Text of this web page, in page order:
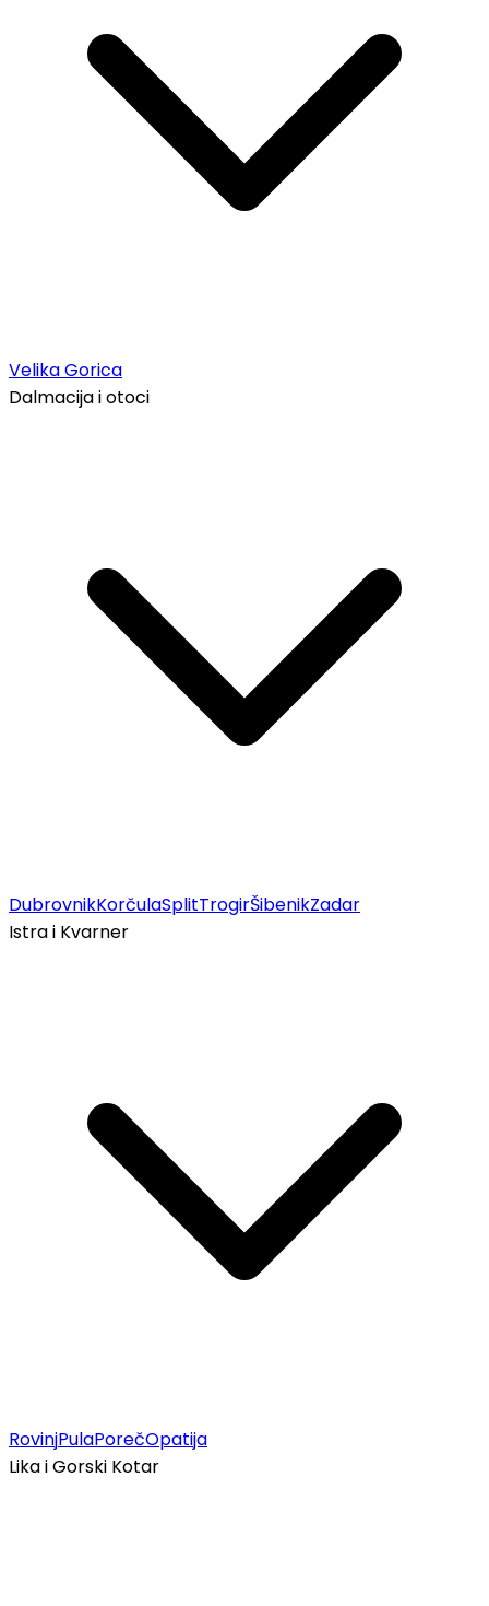
Velika Gorica
Dalmacija i otoci
DubrovnikKorčulaSplitTrogirŠibenikZadar
Istra i Kvarner
RovinjPulaPorečOpatija
Lika i Gorski Kotar